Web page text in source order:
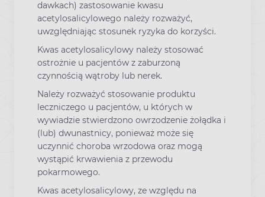
dawkach) zastosowanie kwasu
acetylosalicylowego należy rozważyć,
uwzględniając stosunek ryzyka do korzyści.
Kwas acetylosalicylowy należy stosować
ostrożnie u pacjentów z zaburzoną
czynnością wątroby lub nerek.
Należy rozważyć stosowanie produktu
leczniczego u pacjentów, u których w
wywiadzie stwierdzono owrzodzenie żołądka i
(lub) dwunastnicy, ponieważ może się
uczynnić choroba wrzodowa oraz mogą
wystąpić krwawienia z przewodu
pokarmowego.
Kwas acetylosalicylowy, ze względu na